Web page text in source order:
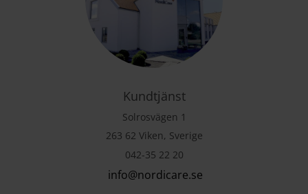
Kundtjänst
Solrosvägen 1
263 62 Viken, Sverige
042-35 22 20
info@nordicare.se